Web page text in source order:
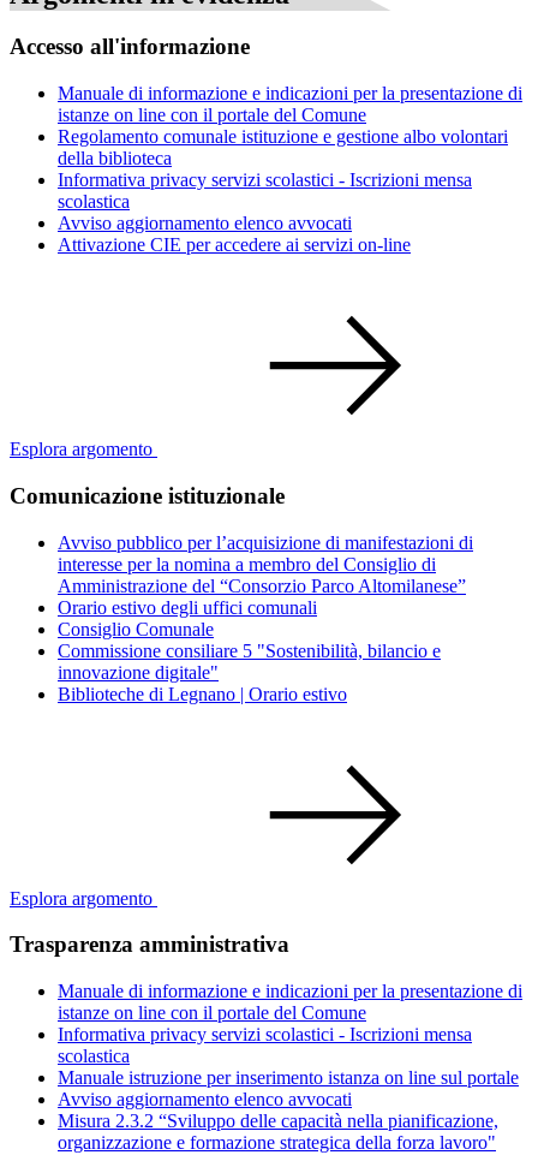
Accesso all'informazione
Manuale di informazione e indicazioni per la presentazione di
istanze on line con il portale del Comune
Regolamento comunale istituzione e gestione albo volontari
della biblioteca
Informativa privacy servizi scolastici - Iscrizioni mensa
scolastica
Avviso aggiornamento elenco avvocati
Attivazione CIE per accedere ai servizi on-line
Esplora argomento
Comunicazione istituzionale
Avviso pubblico per l’acquisizione di manifestazioni di
interesse per la nomina a membro del Consiglio di
Amministrazione del “Consorzio Parco Altomilanese”
Orario estivo degli uffici comunali
Consiglio Comunale
Commissione consiliare 5 "Sostenibilità, bilancio e
innovazione digitale"
Biblioteche di Legnano | Orario estivo
Esplora argomento
Trasparenza amministrativa
Manuale di informazione e indicazioni per la presentazione di
istanze on line con il portale del Comune
Informativa privacy servizi scolastici - Iscrizioni mensa
scolastica
Manuale istruzione per inserimento istanza on line sul portale
Avviso aggiornamento elenco avvocati
Misura 2.3.2 “Sviluppo delle capacità nella pianificazione,
organizzazione e formazione strategica della forza lavoro"